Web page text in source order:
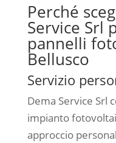
Perché
Service Srl
pannelli
Bellusco
Servizio
Dema Service Srl
impianto
approccio